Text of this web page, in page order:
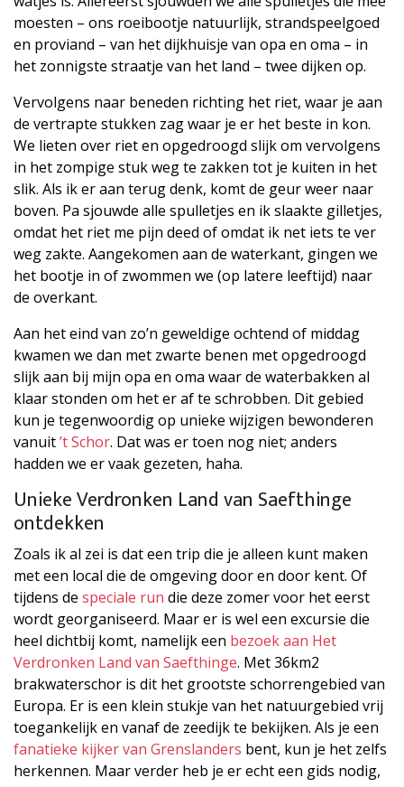
moesten – ons roeibootje natuurlijk, strandspeelgoed
en proviand – van het dijkhuisje van opa en oma – in
het zonnigste straatje van het land – twee dijken op.
Vervolgens naar beneden richting het riet, waar je aan
de vertrapte stukken zag waar je er het beste in kon.
We lieten over riet en opgedroogd slijk om vervolgens
in het zompige stuk weg te zakken tot je kuiten in het
slik. Als ik er aan terug denk, komt de geur weer naar
boven. Pa sjouwde alle spulletjes en ik slaakte gilletjes,
omdat het riet me pijn deed of omdat ik net iets te ver
weg zakte. Aangekomen aan de waterkant, gingen we
het bootje in of zwommen we (op latere leeftijd) naar
de overkant.
Aan het eind van zo’n geweldige ochtend of middag
kwamen we dan met zwarte benen met opgedroogd
slijk aan bij mijn opa en oma waar de waterbakken al
klaar stonden om het er af te schrobben. Dit gebied
kun je tegenwoordig op unieke wijzigen bewonderen
vanuit’t Schor. Dat was er toen nog niet; anders
hadden we er vaak gezeten, haha.
Unieke Verdronken Land van Saefthinge
ontdekken
Zoals ik al zei is dat een trip die je alleen kunt maken
met een local die de omgeving door en door kent. Of
tijdens de speciale run die deze zomer voor het eerst
wordt georganiseerd. Maar er is wel een excursie die
heel dichtbij komt, namelijk een bezoek aan Het
Verdronken Land van Saefthinge. Met 36km2
brakwaterschor is dit het grootste schorrengebied van
Europa. Er is een klein stukje van het natuurgebied vrij
toegankelijk en vanaf de zeedijk te bekijken. Als je een
fanatieke kijker van Grenslanders bent, kun je het zelfs
herkennen. Maar verder heb je er echt een gids nodig,